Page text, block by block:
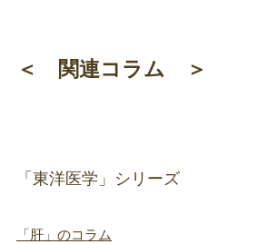
＜ 関連コラム ＞
「東洋医学」シリーズ
「肝」のコラム